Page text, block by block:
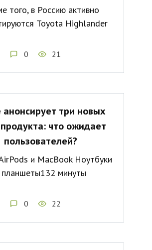
того, в Россию активно
Toyota Highlander
0 21
анонсирует три новых
что ожидает
пользователей?
и MacBook Ноутбуки
планшеты132 минуты
0 22